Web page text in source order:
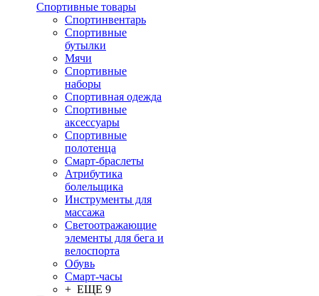
Спортивные товары
Спортинвентарь
Спортивные
бутылки
Мячи
Спортивные
наборы
Спортивная одежда
Спортивные
аксессуары
Спортивные
полотенца
Смарт-браслеты
Атрибутика
болельщика
Инструменты для
массажа
Светоотражающие
элементы для бега и
велоспорта
Обувь
Смарт-часы
+ ЕЩЕ 9